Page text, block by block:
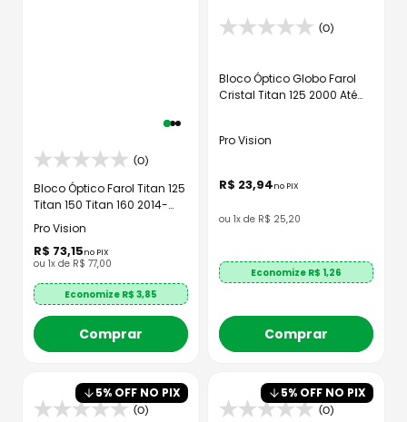
(0)
Bloco Óptico Farol Titan 125
Titan 150 Titan 160 2014-
2022
Pro Vision
R$ 73,15no PIX
ou 1x de R$ 77,00
Economize R$ 3,85
Comprar
(0)
Bloco Óptico Globo Farol
Cristal Titan 125 2000 Até
Pro Vision
R$ 23,94no PIX
ou 1x de R$ 25,20
Economize R$ 1,26
Comprar
5% OFF NO PIX
(0)
5% OFF NO PIX
(0)